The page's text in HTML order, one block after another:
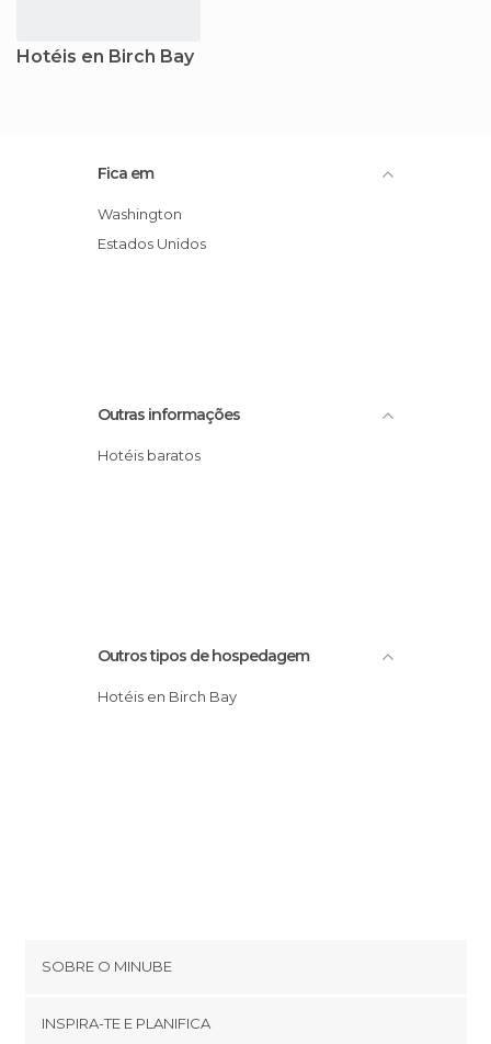
Hotéis en Birch Bay
Fica em
Washington
Estados Unidos
Outras informações
Hotéis baratos
Outros tipos de hospedagem
Hotéis en Birch Bay
SOBRE O MINUBE
INSPIRA-TE E PLANIFICA